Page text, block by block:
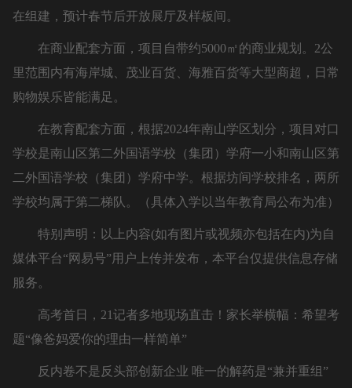
在组建，预计春节后开放展厅及样板间。
在商业配套方面，项目自带约5000㎡的商业规划。2公
里范围内有海岸城、茂业百货、海雅百货等大型商超，日常
购物娱乐皆能满足。
在教育配套方面，根据2024年南山学区划分，项目对口
学校是南山区第二外国语学校（集团）学府一小和南山区第
二外国语学校（集团）学府中学。根据坊间学校排名，两所
学校均属于第二梯队。（具体入学以当年教育局公布为准）
特别声明：以上内容(如有图片或视频亦包括在内)为自
媒体平台“网易号”用户上传并发布，本平台仅提供信息存储
服务。
高考首日，21记者多地现场直击！家长举横幅：希望考
题“像爸妈爱你的理由一样简单”
反内卷不是反头部创新企业 唯一的解药是“兼并重组”